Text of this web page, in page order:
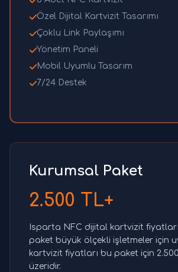
Özel Dijital Kartvizit Tasarımı
Çoklu Link Paylaşımı
Yönetim Paneli
Mobil Uyumlu Tasarım
7/24 Destek
Kurumsal Paket
2.500 TL+
Isparta NFC dijital kartvizit
paket büyük ölçekli işletmeler için
kartvizit fiyatları bu paket için
üzeridir.